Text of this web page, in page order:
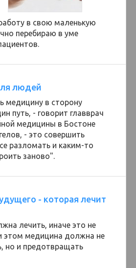
в свою маленькую
перебираю в уме
людей
медицину в сторону
путь, - говорит главврач
медицины в Бостоне
- это совершить
разломать и каким-то
заново".
- которая лечит
лечить, иначе это не
этом медицина должна не
но и предотвращать